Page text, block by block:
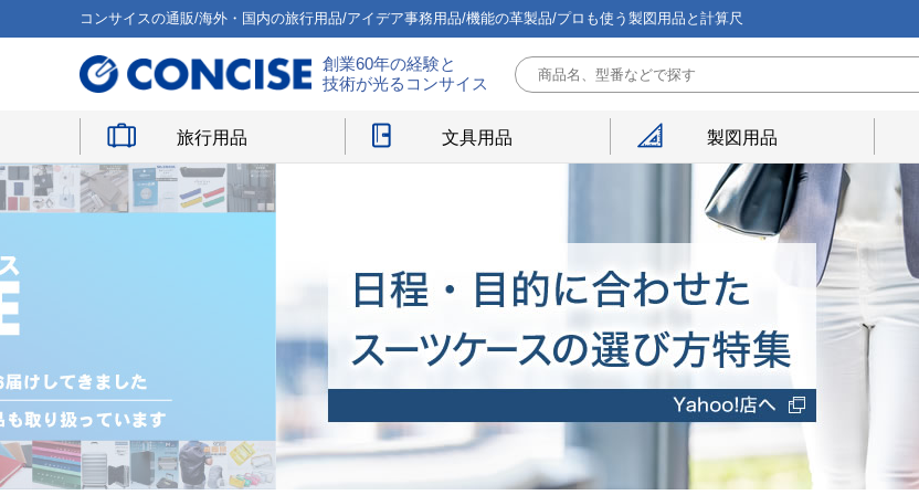
コンサイスの通販/海外・国内の旅行用品/アイデア事務用品/機能の革製品/プロも使う製図用品と計算尺
創業60年の経験と
技術が光るコンサイス
旅行用品 文具用品 製図用品